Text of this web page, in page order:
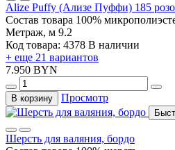
Alize Puffy (Ализе Пуффи) 185
Состав товара 100%
Метраж, м 9.2
Код товара: 4378 В наличии
+ еще 21 вариантов
7.950 BYN
В корзину Просмотр
Шерсть для валяния, бордо